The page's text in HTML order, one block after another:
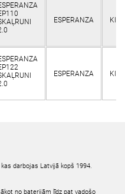
ESPERANZA
ESPERANZA
darbojas Latvijā kopš 1994.
no baterijām līdz pat vadošo